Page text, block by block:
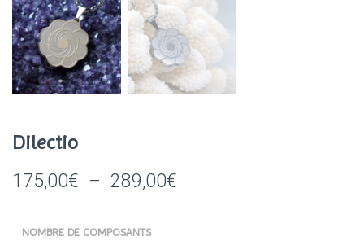
Dilectio
175,00€ – 289,00€
NOMBRE DE COMPOSANTS